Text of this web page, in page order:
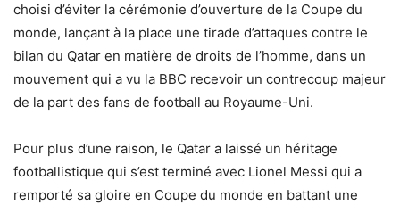
choisi d’éviter la cérémonie d’ouverture de la Coupe du
monde, lançant à la place une tirade d’attaques contre le
bilan du Qatar en matière de droits de l’homme, dans un
mouvement qui a vu la BBC recevoir un contrecoup majeur
de la part des fans de football au Royaume-Uni.
Pour plus d’une raison, le Qatar a laissé un héritage
footballistique qui s’est terminé avec Lionel Messi qui a
remporté sa gloire en Coupe du monde en battant une